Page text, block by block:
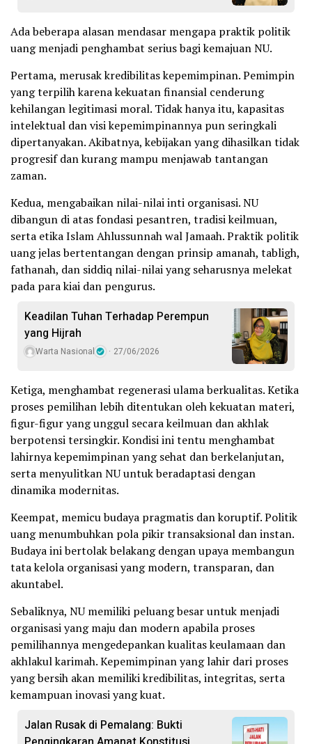
Ada beberapa alasan mendasar mengapa praktik politik
uang menjadi penghambat serius bagi kemajuan NU.
Pertama, merusak kredibilitas kepemimpinan. Pemimpin
yang terpilih karena kekuatan finansial cenderung
kehilangan legitimasi moral. Tidak hanya itu, kapasitas
intelektual dan visi kepemimpinannya pun seringkali
dipertanyakan. Akibatnya, kebijakan yang dihasilkan tidak
progresif dan kurang mampu menjawab tantangan
zaman.
Kedua, mengabaikan nilai-nilai inti organisasi. NU
dibangun di atas fondasi pesantren, tradisi keilmuan,
serta etika Islam Ahlussunnah wal Jamaah. Praktik politik
uang jelas bertentangan dengan prinsip amanah, tabligh,
fathanah, dan siddiq nilai-nilai yang seharusnya melekat
pada para kiai dan pengurus.
Keadilan Tuhan Terhadap Perempun
yang Hijrah
Warta Nasional 27/06/2026
Ketiga, menghambat regenerasi ulama berkualitas. Ketika
proses pemilihan lebih ditentukan oleh kekuatan materi,
figur-figur yang unggul secara keilmuan dan akhlak
berpotensi tersingkir. Kondisi ini tentu menghambat
lahirnya kepemimpinan yang sehat dan berkelanjutan,
serta menyulitkan NU untuk beradaptasi dengan
dinamika modernitas.
Keempat, memicu budaya pragmatis dan koruptif. Politik
uang menumbuhkan pola pikir transaksional dan instan.
Budaya ini bertolak belakang dengan upaya membangun
tata kelola organisasi yang modern, transparan, dan
akuntabel.
Sebaliknya, NU memiliki peluang besar untuk menjadi
organisasi yang maju dan modern apabila proses
pemilihannya mengedepankan kualitas keulamaan dan
akhlakul karimah. Kepemimpinan yang lahir dari proses
yang bersih akan memiliki kredibilitas, integritas, serta
kemampuan inovasi yang kuat.
Jalan Rusak di Pemalang: Bukti